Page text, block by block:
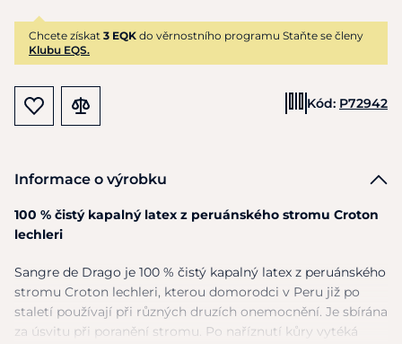
Chcete získat 3 EQK do věrnostního programu Staňte se členy
Klubu EQS.
Kód: P72942
Informace o výrobku
100 % čistý kapalný latex z peruánského stromu Croton
lechleri
Sangre de Drago je 100 % čistý kapalný latex z peruánského
stromu Croton lechleri, kterou domorodci v Peru již po
staletí používají při různých druzích onemocnění. Je sbírána
za úsvitu při poranění stromu. Po naříznutí kůry vytéká